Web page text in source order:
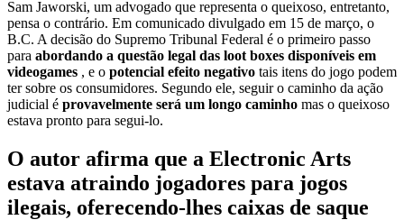
Sam Jaworski, um advogado que representa o queixoso, entretanto,
pensa o contrário. Em comunicado divulgado em 15 de março, o
B.C. A decisão do Supremo Tribunal Federal é o primeiro passo
para abordando a questão legal das loot boxes disponíveis em
videogames , e o potencial efeito negativo tais itens do jogo podem
ter sobre os consumidores. Segundo ele, seguir o caminho da ação
judicial é provavelmente será um longo caminho mas o queixoso
estava pronto para segui-lo.
O autor afirma que a Electronic Arts
estava atraindo jogadores para jogos
ilegais, oferecendo-lhes caixas de saque